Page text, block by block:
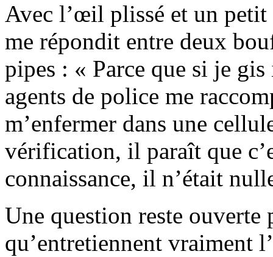
Avec l’œil plissé et un
me répondit entre deux
pipes : « Parce que si je
agents de police me
m’enfermer dans une
vérification, il paraît que
connaissance, il n’était
Une question reste
qu’entretiennent vraiment